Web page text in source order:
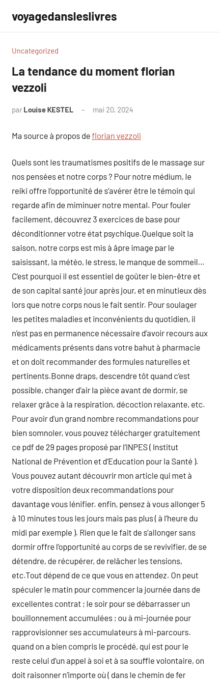
contenu
voyagedansleslivres
Uncategorized
La tendance du moment florian
vezzoli
par Louise KESTEL mai 20, 2024
Ma source à propos de florian vezzoli
Quels sont les traumatismes positifs de le massage sur
nos pensées et notre corps ? Pour notre médium, le
reiki offre l’opportunité de s’avérer être le témoin qui
regarde afin de miminuer notre mental. Pour fouler
facilement, découvrez 3 exercices de base pour
déconditionner votre état psychique.Quelque soit la
saison, notre corps est mis à âpre image par le
saisissant, la météo, le stress, le manque de sommeil…
C’est pourquoi il est essentiel de goûter le bien-être et
de son capital santé jour après jour, et en minutieux dès
lors que notre corps nous le fait sentir. Pour soulager
les petites maladies et inconvénients du quotidien, il
n’est pas en permanence nécessaire d’avoir recours aux
médicaments présents dans votre bahut à pharmacie
et on doit recommander des formules naturelles et
pertinents.Bonne draps, descendre tôt quand c’est
possible, changer d’air la pièce avant de dormir, se
relaxer grâce à la respiration, décoction relaxante, etc.
Pour avoir d’un grand nombre recommandations pour
bien somnoler, vous pouvez télécharger gratuitement
ce pdf de 29 pages proposé par l’INPES ( Institut
National de Prévention et d’Education pour la Santé ).
Vous pouvez autant découvrir mon article qui met à
votre disposition deux recommandations pour
davantage vous lénifier. enfin, pensez à vous allonger 5
à 10 minutes tous les jours mais pas plus ( à l’heure du
midi par exemple ). Rien que le fait de s’allonger sans
dormir offre l’opportunité au corps de se revivifier, de se
détendre, de récupérer, de relâcher les tensions,
etc.Tout dépend de ce que vous en attendez. On peut
spéculer le matin pour commencer la journée dans de
excellentes contrat ; le soir pour se débarrasser un
bouillonnement accumulées ; ou à mi-journée pour
rapprovisionner ses accumulateurs à mi-parcours.
quand on a bien compris le procédé, qui est pour le
reste celui d’un appel à soi et à sa souffle volontaire, on
doit raisonner n’importe où ( dans le chemin de fer